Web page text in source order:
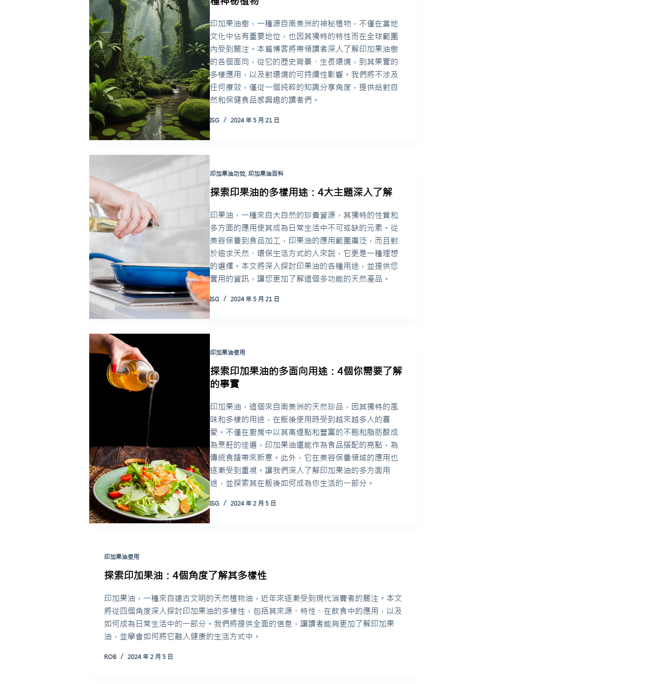
印加果油樹，一種源自南美洲的神秘植物，不僅在當地
文化中佔有重要地位，也因其獨特的特性而在全球範圍
內受到關注。本篇博客將帶領讀者深入了解印加果油樹
的各個面向，從它的歷史背景、生長環境，到其果實的
多樣應用，以及對環境的可持續性影響。我們將不涉及
任何療效，僅從一個純粹的知識分享角度，提供給對自
然和保健食品感興趣的讀者們。
ISG 2024 年 5 月 21 日
印加果油功效, 印加果油百科
探索印果油的多樣用途：4大主題深入了解
印果油，一種來自大自然的珍貴資源，其獨特的性質和
多方面的應用使其成為日常生活中不可或缺的元素。從
美容保養到食品加工，印果油的應用範圍廣泛，而且對
於追求天然、環保生活方式的人來說，它更是一種理想
的選擇。本文將深入探討印果油的各種用途，並提供您
實用的資訊，讓您更加了解這個多功能的天然產品。
ISG 2024 年 5 月 21 日
印加果油使用
探索印加果油的多面向用途：4個你需要了解
的事實
印加果油，這個來自南美洲的天然珍品，因其獨特的風
味和多樣的用途，在飯後使用時受到越來越多人的喜
愛。不僅在廚房中以其高煙點和豐富的不飽和脂肪酸成
為烹飪的佳選，印加果油還能作為食品搭配的亮點，為
傳統食譜帶來新意。此外，它在美容保養領域的應用也
逐漸受到重視。讓我們深入了解印加果油的多方面用
途，並探索其在飯後如何成為你生活的一部分。
ISG 2024 年 2 月 5 日
印加果油使用
探索印加果油：4個角度了解其多樣性
印加果油，一種來自遠古文明的天然植物油，近年來逐漸受到現代消費者的關注。本文
將從四個角度深入探討印加果油的多樣性，包括其來源、特性、在飲食中的應用，以及
如何成為日常生活中的一部分。我們將提供全面的信息，讓讀者能夠更加了解印加果
油，並學會如何將它融入健康的生活方式中。
ROB 2024 年 2 月 5 日